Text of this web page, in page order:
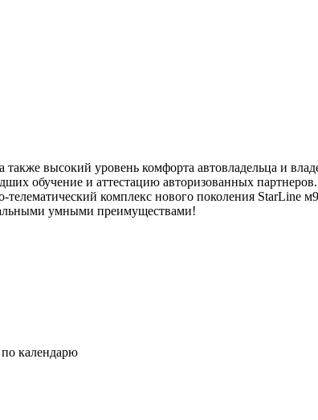
высокий уровень комфорта автовладельца и
обучение и аттестацию авторизованных
комплекс нового поколения StarLine
умными преимуществами!
календарю